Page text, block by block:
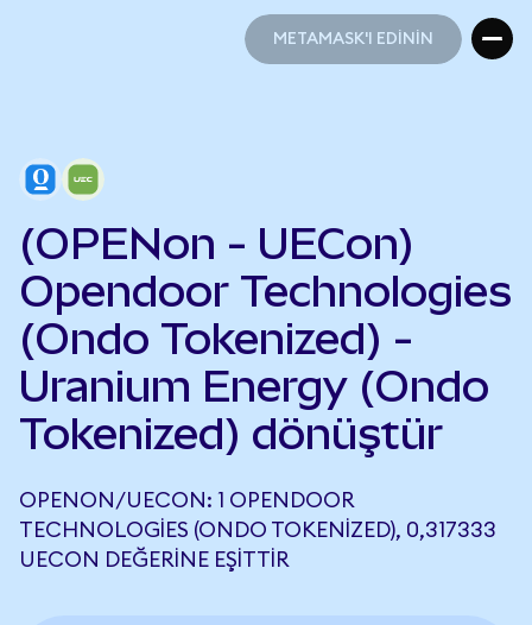
METAMASK'I EDİNİN
(OPENon - UECon)
Opendoor Technologies
(Ondo Tokenized) -
Uranium Energy (Ondo
Tokenized) dönüştür
OPENON/UECON: 1 OPENDOOR
TECHNOLOGIES (ONDO TOKENIZED), 0,317333
UECON DEĞERINE EŞITTIR